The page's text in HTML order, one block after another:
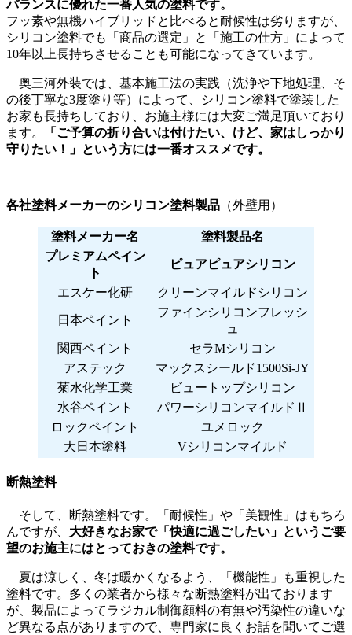
バランスに優れた一番人気の塗料です。
フッ素や無機ハイブリッドと比べると耐候性は劣りますが、
シリコン塗料でも「商品の選定」と「施工の仕方」によって
10年以上長持ちさせることも可能になってきています。
奥三河外装では、基本施工法の実践（洗浄や下地処理、そ
の後丁寧な3度塗り等）によって、シリコン塗料で塗装した
お家も長持ちしており、お施主様には大変ご満足頂いており
ます。
「ご予算の折り合いは付けたい、けど、家はしっかり
守りたい！」という方には一番オススメです。
各社塗料メーカーのシリコン塗料製品 （外壁用）
塗料メーカー名
塗料製品名
プレミアムペイン
ト
ピュアピュアシリコン
エスケー化研 クリーンマイルドシリコン
日本ペイント
ファインシリコンフレッシ
ュ
関西ペイント
セラMシリコン
アステック
マックスシールド1500Si-JY
菊水化学工業
ビュートップシリコン
水谷ペイント
パワーシリコンマイルドⅡ
ロックペイント
ユメロック
大日本塗料
Vシリコンマイルド
断熱塗料
そして、断熱塗料です。「耐候性」や「美観性」はもちろ
んですが、 大好きなお家で「快適に過ごしたい」というご要
望のお施主にはとっておきの塗料です。
夏は涼しく、冬は暖かくなるよう、「機能性」も重視した
塗料です。多くの業者から様々な断熱塗料が出ております
が、製品によってラジカル制御顔料の有無や汚染性の違いな
ど異なる点がありますので、専門家に良くお話を聞いてご選